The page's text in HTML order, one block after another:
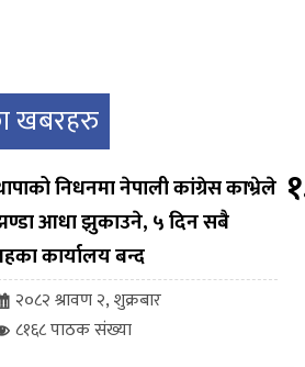
खबरहरु
निधनमा नेपाली कांग्रेस काभ्रेले
आधा झुकाउने, ५ दिन सबै
कार्यालय बन्द
२०८२ श्रावण २, शुक्रबार
८१६८ पाठक संख्या